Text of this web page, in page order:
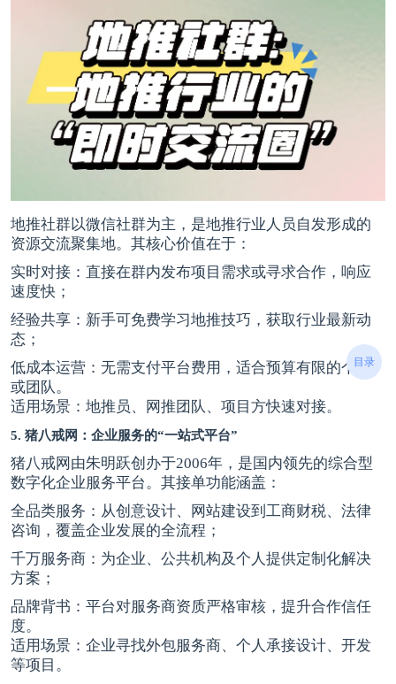
地推社群以微信社群为主，是地推行业人员自发形成的
资源交流聚集地。其核心价值在于：
实时对接：直接在群内发布项目需求或寻求合作，响应
速度快；
经验共享：新手可免费学习地推技巧，获取行业最新动
态；
低成本运营：无需支付平台费用，适合预算有限的个人
或团队。
适用场景：地推员、网推团队、项目方快速对接。
5. 猪八戒网：企业服务的“一站式平台”
猪八戒网由朱明跃创办于2006年，是国内领先的综合型
数字化企业服务平台。其接单功能涵盖：
全品类服务：从创意设计、网站建设到工商财税、法律
咨询，覆盖企业发展的全流程；
千万服务商：为企业、公共机构及个人提供定制化解决
方案；
品牌背书：平台对服务商资质严格审核，提升合作信任
度。
适用场景：企业寻找外包服务商、个人承接设计、开发
等项目。
目录